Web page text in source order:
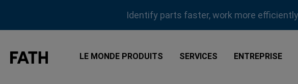
Passer à la navigation principaleIdentify parts faster, work more
LE MONDE PRODUITS SERVICES ENTREPRISE